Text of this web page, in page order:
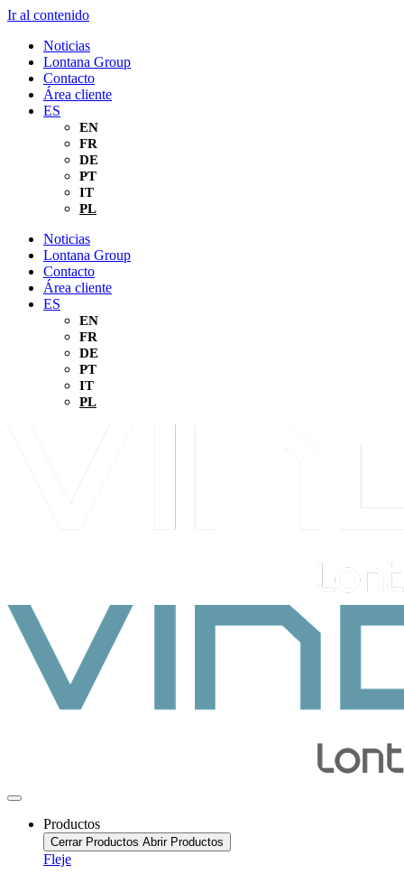
Ir al contenido
Noticias
Lontana Group
Contacto
Área cliente
ES
EN
FR
DE
PT
IT
PL
Noticias
Lontana Group
Contacto
Área cliente
ES
EN
FR
DE
PT
IT
PL
Productos
Cerrar Productos Abrir Productos
Fleje